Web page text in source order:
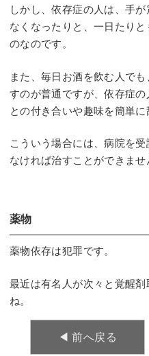
しかし、依存症の人は、手
なくなったりと、一日たり
のなのです。
また、毎日お酒を飲む人で
すのが普通ですが、依存症
との付き合いや趣味を簡単に
こういう場合には、病院を
なければ治すことができませ
薬物
薬物依存は犯罪です。
最近は有名人が次々と覚醒
ね。
◀︎ 前へ戻る